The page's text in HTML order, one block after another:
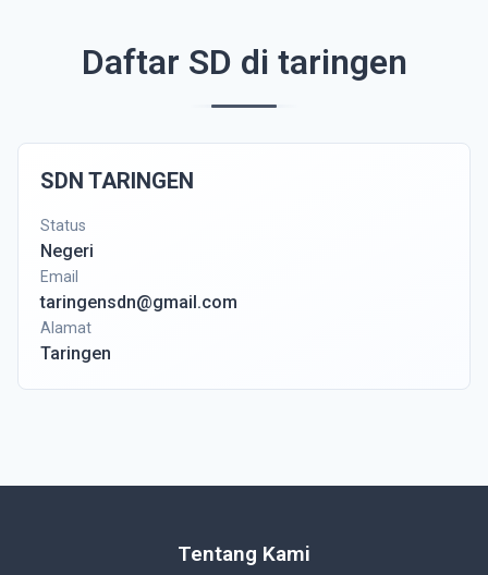
Daftar SD di taringen
SDN TARINGEN
Status
Negeri
Email
taringensdn@gmail.com
Alamat
Taringen
Tentang Kami